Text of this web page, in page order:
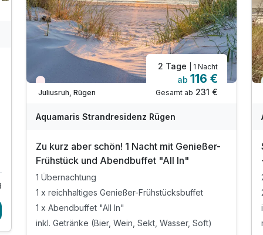
Wieder frei ab September
Juliusruh, Rügen
2 Tage | 1 Nacht
ab 116 €
Gesamt ab 231 €
Aquamaris Strandresidenz Rügen
Zu kurz aber schön! 1 Nacht mit Genießer-
Frühstück und Abendbuffet "All In"
1 Übernachtung
1 x reichhaltiges Genießer-Frühstücksbuffet
1 x Abendbuffet "All In"
inkl. Getränke (Bier, Wein, Sekt, Wasser, Soft)